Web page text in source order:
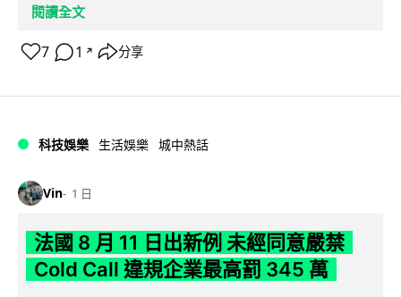
閱讀全文
7 1 ↗ 分享
科技娛樂 生活娛樂 城中熱話
Vin 1 日
法國 8 月 11 日出新例 未經同意嚴禁
Cold Call 違規企業最高罰 345 萬